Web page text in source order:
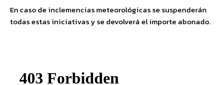
En caso de inclemencias meteorológicas se suspenderán
todas estas iniciativas y se devolverá el importe abonado.